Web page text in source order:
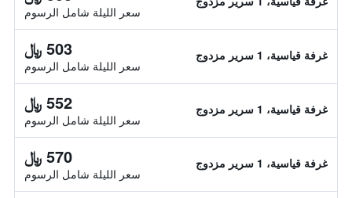
سعر الليلة شامل الرسوم
غرفة قياسية، 1 سرير مزدوج 503 ﷼
سعر الليلة شامل الرسوم
غرفة قياسية، 1 سرير مزدوج 552 ﷼
سعر الليلة شامل الرسوم
غرفة قياسية، 1 سرير مزدوج 570 ﷼
سعر الليلة شامل الرسوم